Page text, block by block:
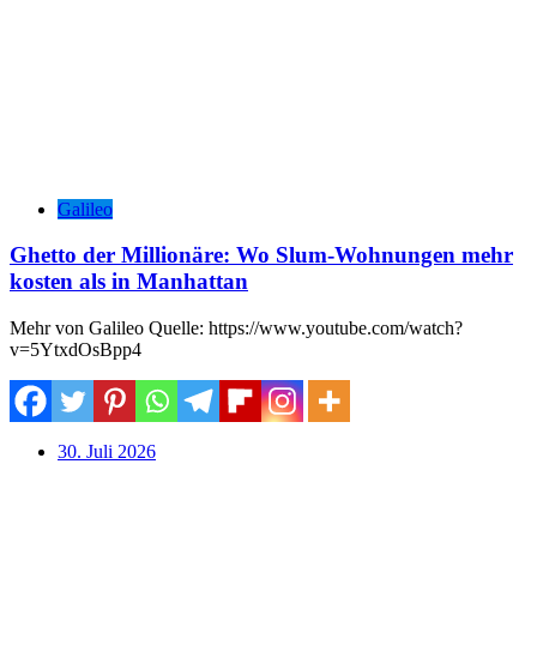
Galileo
Ghetto der Millionäre: Wo Slum-Wohnungen mehr
kosten als in Manhattan
Mehr von Galileo Quelle: https://www.youtube.com/watch?
v=5YtxdOsBpp4
30. Juli 2026